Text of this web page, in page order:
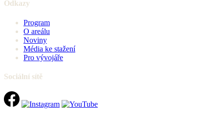
Odkazy
Program
O areálu
Noviny
Média ke stažení
Pro vývojáře
Sociální sítě